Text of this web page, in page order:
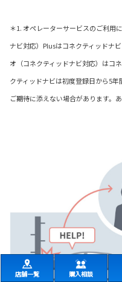
＊1. オペレーターサービスのご利用
ナビ対応）Plusはコネクティッドナ
オ（コネクティッドナビ対応）はコ
クティッドナビは初度登録日から5
ご期待に添えない場合があります。
店舗一覧 購入相談